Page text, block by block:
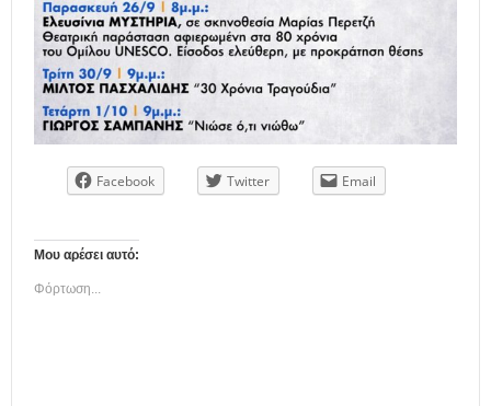
Facebook Twitter Email
Μου αρέσει αυτό:
Φόρτωση...